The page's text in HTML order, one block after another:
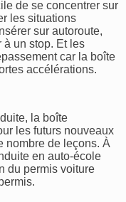
de se concentrer sur
les situations
sur autoroute,
à un stop. Et les
car la boîte
accélérations.
la boîte
les futurs nouveaux
nombre de leçons. À
en auto-école
du permis voiture